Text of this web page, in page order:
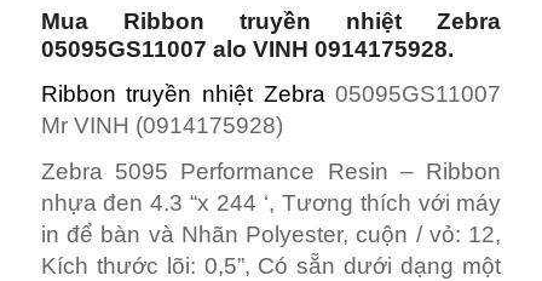
Mua Ribbon truyền nhiệt Zebra
05095GS11007 alo VINH 0914175928.
Ribbon truyền nhiệt Zebra 05095GS11007
Mr VINH (0914175928)
Zebra 5095 Performance Resin – Ribbon
nhựa đen 4.3 “x 244 ‘, Tương thích với máy
in để bàn và Nhãn Polyester, cuộn / vỏ: 12,
Kích thước lõi: 0,5”, Có sẵn dưới dạng một